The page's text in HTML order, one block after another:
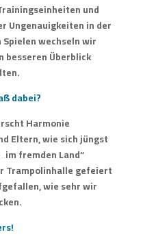
und
Ungenauigkeiten in der
wechseln wir
besseren Überblick
dabei?
Harmonie
Eltern, wie sich jüngst
fremden Land“
Trampolinhalle gefeiert
wie sehr wir